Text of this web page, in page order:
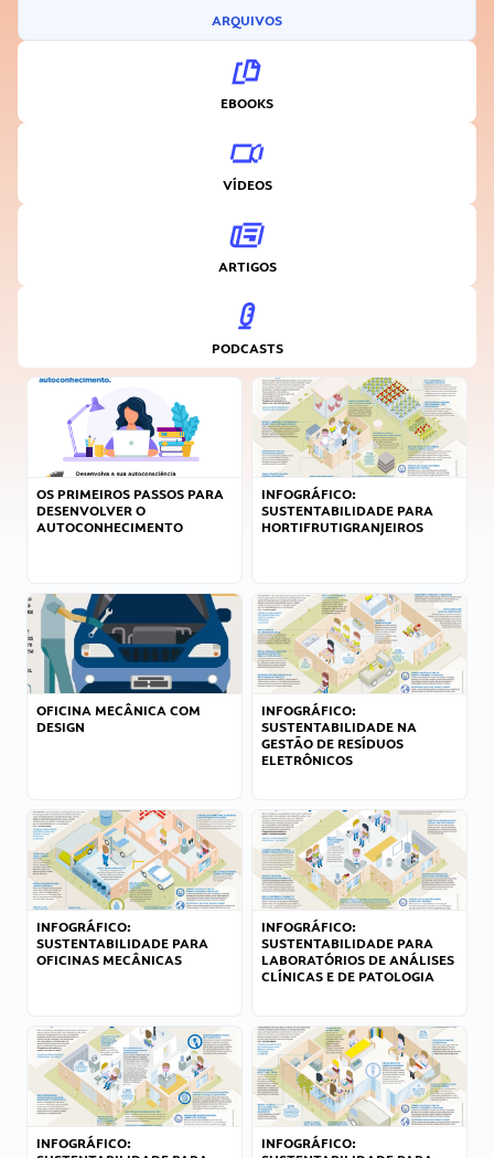
ARQUIVOS
EBOOKS
VÍDEOS
ARTIGOS
PODCASTS
OS PRIMEIROS PASSOS PARA
DESENVOLVER O
AUTOCONHECIMENTO
INFOGRÁFICO:
SUSTENTABILIDADE PARA
HORTIFRUTIGRANJEIROS
OFICINA MECÂNICA COM
DESIGN
INFOGRÁFICO:
SUSTENTABILIDADE NA
GESTÃO DE RESÍDUOS
ELETRÔNICOS
INFOGRÁFICO:
SUSTENTABILIDADE PARA
OFICINAS MECÂNICAS
INFOGRÁFICO:
SUSTENTABILIDADE PARA
LABORATÓRIOS DE ANÁLISES
CLÍNICAS E DE PATOLOGIA
INFOGRÁFICO:
INFOGRÁFICO: